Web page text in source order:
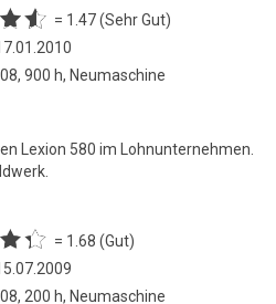
= 1.47 (Sehr Gut)
900 h, Neumaschine
Lexion 580 im Lohnunternehmen.
= 1.68 (Gut)
200 h, Neumaschine